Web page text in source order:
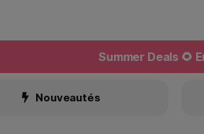
Summer Deals 🌻
Nouveautés